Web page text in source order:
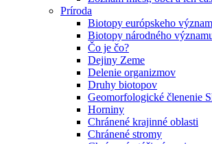
Príroda
Biotopy európskeho
Biotopy národného
Čo je čo?
Dejiny Zeme
Delenie organizmov
Druhy biotopov
Geomorfologické členenie
Horniny
Chránené krajinné oblasti
Chránené stromy